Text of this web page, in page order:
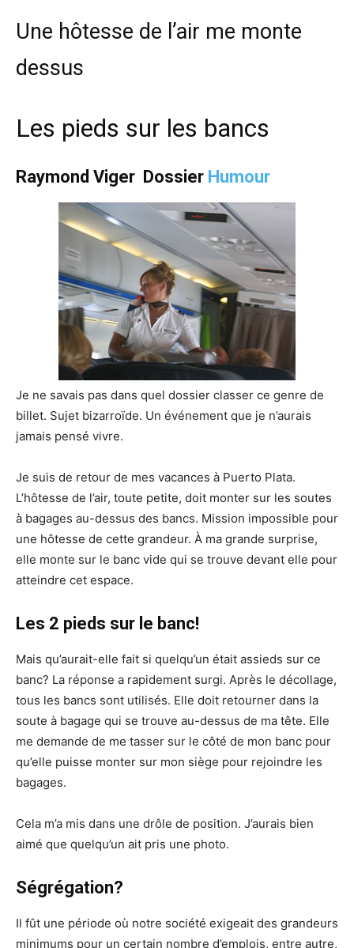
Une hôtesse de l’air me monte
dessus
Les pieds sur les bancs
Raymond Viger Dossier Humour
Je ne savais pas dans quel dossier classer ce genre de
billet. Sujet bizarroïde. Un événement que je n’aurais
jamais pensé vivre.
Je suis de retour de mes vacances à Puerto Plata.
L’hôtesse de l’air, toute petite, doit monter sur les soutes
à bagages au-dessus des bancs. Mission impossible pour
une hôtesse de cette grandeur. À ma grande surprise,
elle monte sur le banc vide qui se trouve devant elle pour
atteindre cet espace.
Les 2 pieds sur le banc!
Mais qu’aurait-elle fait si quelqu’un était assieds sur ce
banc? La réponse a rapidement surgi. Après le décollage,
tous les bancs sont utilisés. Elle doit retourner dans la
soute à bagage qui se trouve au-dessus de ma tête. Elle
me demande de me tasser sur le côté de mon banc pour
qu’elle puisse monter sur mon siège pour rejoindre les
bagages.
Cela m’a mis dans une drôle de position. J’aurais bien
aimé que quelqu’un ait pris une photo.
Ségrégation?
Il fût une période où notre société exigeait des grandeurs
minimums pour un certain nombre d’emplois, entre autre,